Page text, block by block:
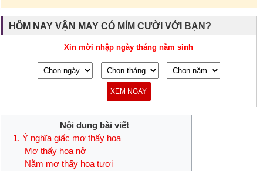
HÔM NAY VẬN MAY CÓ MỈM CƯỜI VỚI BẠN?
Xin mời nhập ngày tháng năm sinh
XEM NGAY
Nội dung bài viết
1. Ý nghĩa giấc mơ thấy hoa
Mơ thấy hoa nở
Nằm mơ thấy hoa tươi